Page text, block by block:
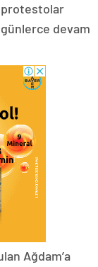
protestolar
günlerce devam
Ağdam’a